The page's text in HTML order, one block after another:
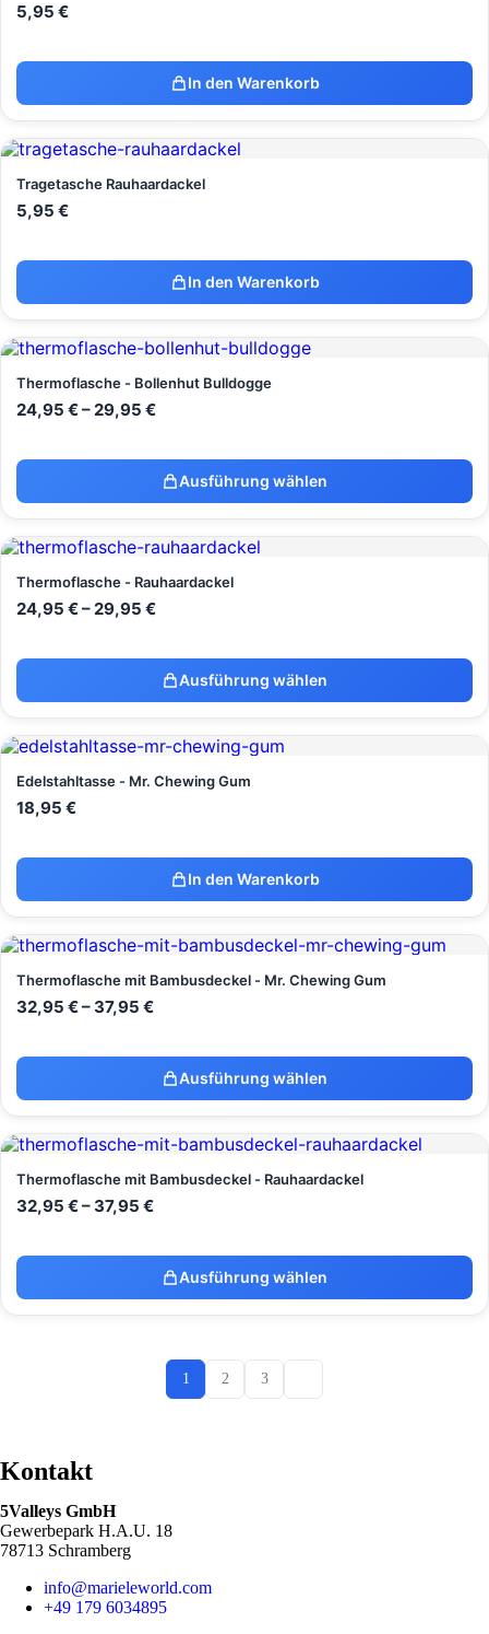
5,95 €
In den Warenkorb
Tragetasche Rauhaardackel
5,95 €
In den Warenkorb
Thermoflasche - Bollenhut Bulldogge
24,95 €–29,95 €
Ausführung wählen
Thermoflasche - Rauhaardackel
24,95 €–29,95 €
Ausführung wählen
Edelstahltasse - Mr. Chewing Gum
18,95 €
In den Warenkorb
Thermoflasche mit Bambusdeckel - Mr. Chewing Gum
32,95 €– 37,95 €
Ausführung wählen
Thermoflasche mit Bambusdeckel - Rauhaardackel
32,95 €– 37,95 €
Ausführung wählen
1 2 3
Kontakt
5Valleys GmbH
Gewerbepark H.A.U. 18
78713 Schramberg
info@marieleworld.com
+49 179 6034895